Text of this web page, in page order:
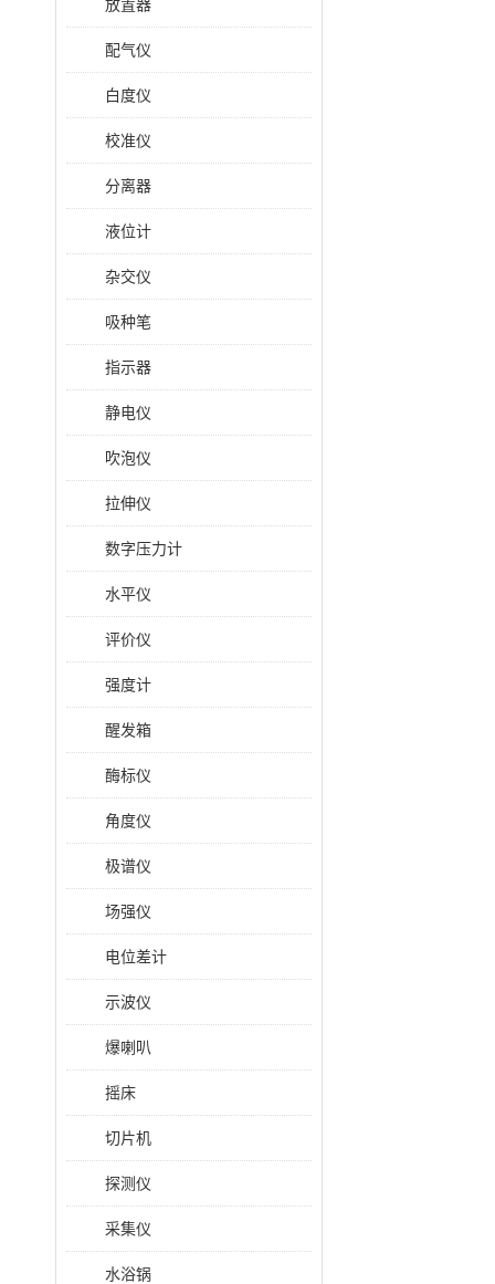
放置器
配气仪
白度仪
校准仪
分离器
液位计
杂交仪
吸种笔
指示器
静电仪
吹泡仪
拉伸仪
数字压力计
水平仪
评价仪
强度计
醒发箱
酶标仪
角度仪
极谱仪
场强仪
电位差计
示波仪
爆喇叭
摇床
切片机
探测仪
采集仪
水浴锅